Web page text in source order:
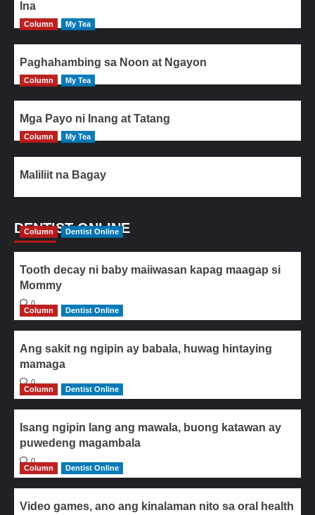
Ina
Column My Tea
Paghahambing sa Noon at Ngayon
Column My Tea
Mga Payo ni Inang at Tatang
Column My Tea
Maliliit na Bagay
DENTIST ONLINE
Column Dentist Online
Tooth decay ni baby maiiwasan kapag maagap si
Mommy
0
Column
Dentist Online
Ang sakit ng ngipin ay babala, huwag hintaying
mamaga
0
Column
Dentist Online
Isang ngipin lang ang mawala, buong katawan ay
puwedeng magambala
0
Column
Dentist Online
Video games, ano ang kinalaman nito sa oral health